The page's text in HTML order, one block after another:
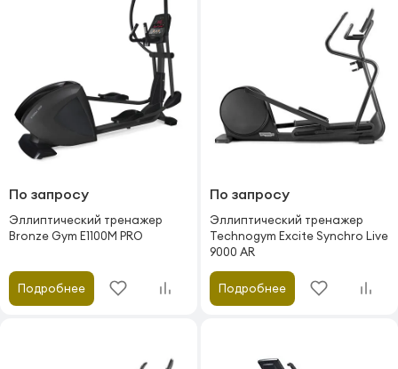
По запросу
Эллиптический тренажер
Bronze Gym E1100M PRO
Подробнее
По запросу
Эллиптический тренажер
Technogym Excite Synchro Live
9000 AR
Подробнее